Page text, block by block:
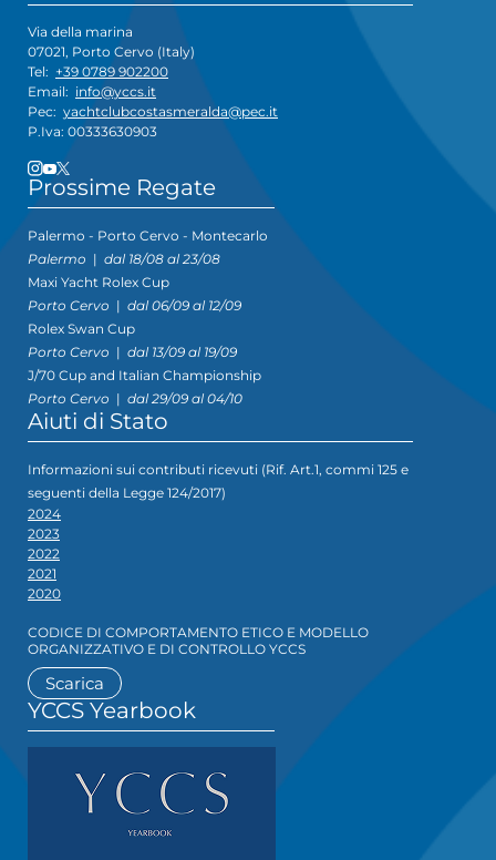
Via della marina
07021, Porto Cervo (Italy)
Tel: +39 0789 902200
Email: info@yccs.it
Pec: yachtclubcostasmeralda@pec.it
P.Iva: 00333630903
Prossime Regate
Palermo - Porto Cervo - Montecarlo
Palermo | dal 18/08 al 23/08
Maxi Yacht Rolex Cup
Porto Cervo | dal 06/09 al 12/09
Rolex Swan Cup
Porto Cervo | dal 13/09 al 19/09
J/70 Cup and Italian Championship
Porto Cervo | dal 29/09 al 04/10
Aiuti di Stato
Informazioni sui contributi ricevuti (Rif. Art.1, commi 125 e
seguenti della Legge 124/2017)
2024
2023
2022
2021
2020
CODICE DI COMPORTAMENTO ETICO E MODELLO
ORGANIZZATIVO E DI CONTROLLO YCCS
Scarica
YCCS Yearbook